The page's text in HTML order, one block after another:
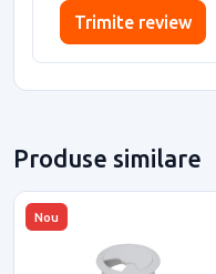
Trimite review
Produse similare
Nou